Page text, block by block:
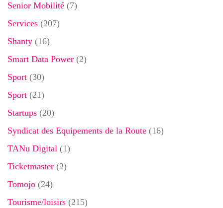
Senior Mobilité (7)
Services (207)
Shanty (16)
Smart Data Power (2)
Sport (30)
Sport (21)
Startups (20)
Syndicat des Equipements de la Route (16)
TANu Digital (1)
Ticketmaster (2)
Tomojo (24)
Tourisme/loisirs (215)